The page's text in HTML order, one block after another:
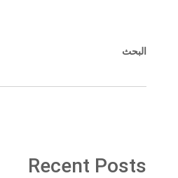
البحث
Recent Posts